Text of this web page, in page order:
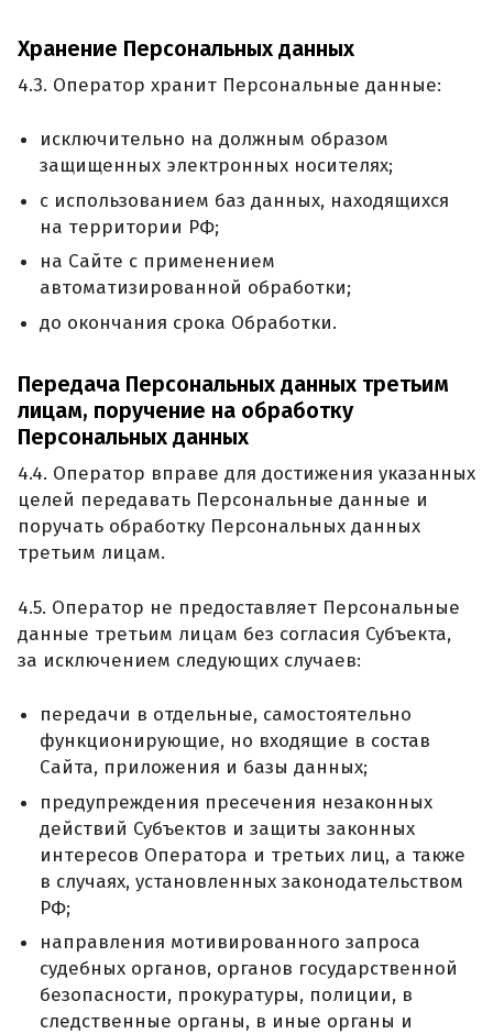
Хранение Персональных данных
4.3. Оператор хранит Персональные данные:
исключительно на должным образом
защищенных электронных носителях;
с использованием баз данных, находящихся
на территории РФ;
на Сайте с применением
автоматизированной обработки;
до окончания срока Обработки.
Передача Персональных данных третьим
лицам, поручение на обработку
Персональных данных
4.4. Оператор вправе для достижения указанных
целей передавать Персональные данные и
поручать обработку Персональных данных
третьим лицам.
4.5. Оператор не предоставляет Персональные
данные третьим лицам без согласия Субъекта,
за исключением следующих случаев:
передачи в отдельные, самостоятельно
функционирующие, но входящие в состав
Сайта, приложения и базы данных;
предупреждения пресечения незаконных
действий Субъектов и защиты законных
интересов Оператора и третьих лиц, а также
в случаях, установленных законодательством
РФ;
направления мотивированного запроса
судебных органов, органов государственной
безопасности, прокуратуры, полиции, в
следственные органы, в иные органы и